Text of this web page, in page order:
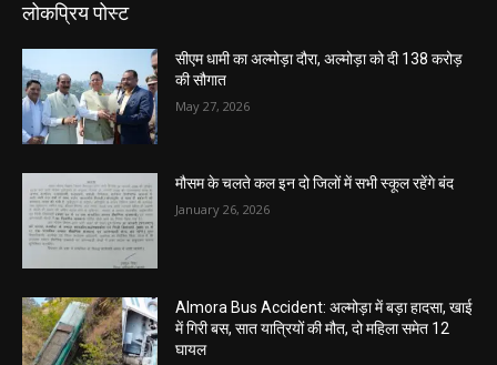
लोकप्रिय पोस्ट
सीएम धामी का अल्मोड़ा दौरा, अल्मोड़ा को दी 138 करोड़
की सौगात
May 27, 2026
मौसम के चलते कल इन दो जिलों में सभी स्कूल रहेंगे बंद
January 26, 2026
Almora Bus Accident: अल्मोड़ा में बड़ा हादसा, खाई
में गिरी बस, सात यात्रियों की मौत, दो महिला समेत 12
घायल